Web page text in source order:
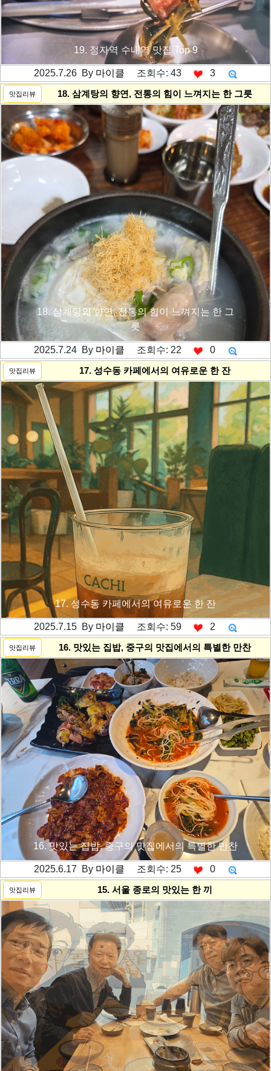
19. 정자역 수내역 맛집 Top 9
2025.7.26 By 마이클 조회수: 43 3
맛집리뷰 18. 삼계탕의 향연, 전통의 힘이 느껴지는 한 그릇
18. 삼계탕의 향연, 전통의 힘이 느껴지는 한 그
릇
2025.7.24 By 마이클 조회수: 22 0
맛집리뷰 17. 성수동 카페에서의 여유로운 한 잔
17. 성수동 카페에서의 여유로운 한 잔
2025.7.15 By 마이클 조회수: 59 2
맛집리뷰 16. 맛있는 집밥, 중구의 맛집에서의 특별한 만찬
16. 맛있는 집밥, 중구의 맛집에서의 특별한 만찬
2025.6.17 By 마이클 조회수: 25 0
맛집리뷰 15. 서울 종로의 맛있는 한 끼